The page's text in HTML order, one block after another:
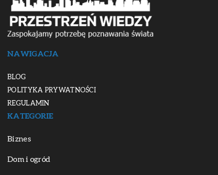
NAWIGACJA
BLOG
POLITYKA PRYWATNOŚCI
REGULAMIN
KATEGORIE
Biznes
Dom i ogród